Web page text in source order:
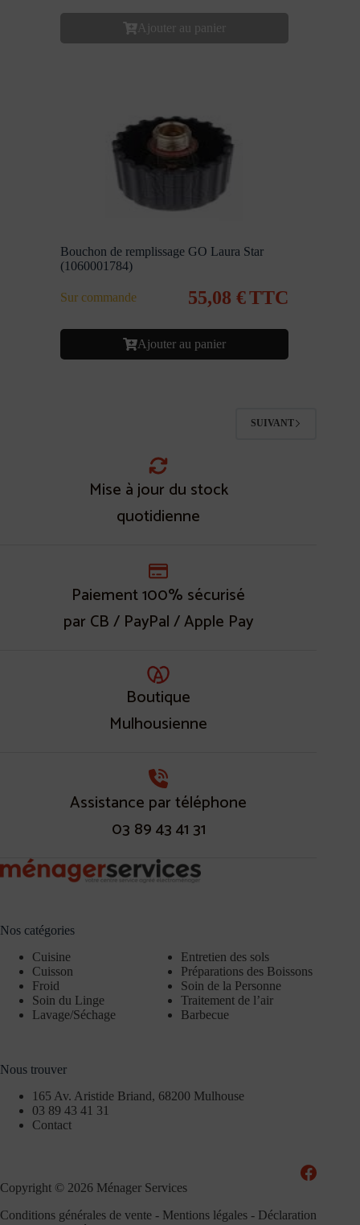
Ajouter au panier
Bouchon de remplissage GO Laura Star
(1060001784)
Sur commande 55,08 €TTC
Ajouter au panier
SUIVANT
Mise à jour du stock
quotidienne
Paiement 100% sécurisé
par CB / PayPal / Apple Pay
Boutique
Mulhousienne
Assistance par téléphone
03 89 43 41 31
Nos catégories
Cuisine
Cuisson
Froid
Soin du Linge
Lavage/Séchage
Entretien des sols
Préparations des Boissons
Soin de la Personne
Traitement de l’air
Barbecue
Nous trouver
165 Av. Aristide Briand, 68200 Mulhouse
03 89 43 41 31
Contact
Copyright © 2026 Ménager Services
Conditions générales de vente - Mentions légales - Déclaration